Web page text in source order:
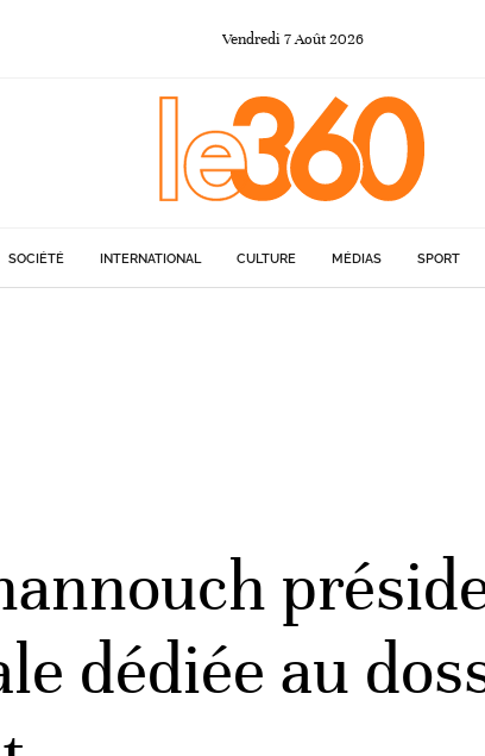
Vendredi 7Août 2026
SOCIÉTÉ INTERNATIONAL CULTURE MÉDIAS SPORT
dédiée au